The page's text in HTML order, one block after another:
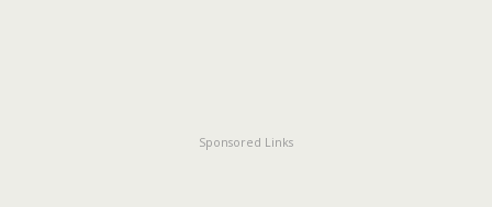
Sponsored Links